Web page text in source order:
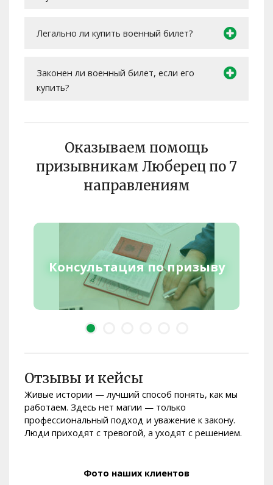
Легально ли купить военный билет?
Законен ли военный билет, если его
купить?
Оказываем помощь
призывникам Люберец по 7
направлениям
Консультация по призыву
Отзывы и кейсы
Живые истории — лучший способ понять, как мы
работаем. Здесь нет магии — только
профессиональный подход и уважение к закону.
Люди приходят с тревогой, а уходят с решением.
Фото наших клиентов